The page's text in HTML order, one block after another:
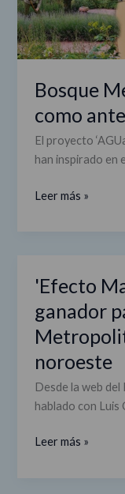
Bosque
como
El proyecto
han inspirado en
Leer más »
'Efecto
ganador
noroeste
Desde la web
hablado con Luis
'Efecto
proyecto
ganador
para
Bosque
Metropolitano
Leer más »